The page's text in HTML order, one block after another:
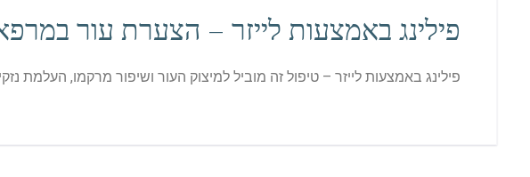
פילינג באמצעות לייזר – הצערת עור
פילינג באמצעות לייזר – טיפול זה מוביל למיצוק העור ושיפור מרקמו, העלמת